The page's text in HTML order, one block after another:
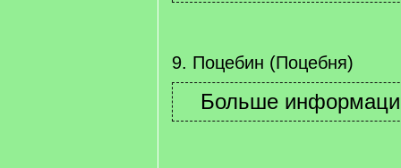
9. Поцебин (Поцебня)